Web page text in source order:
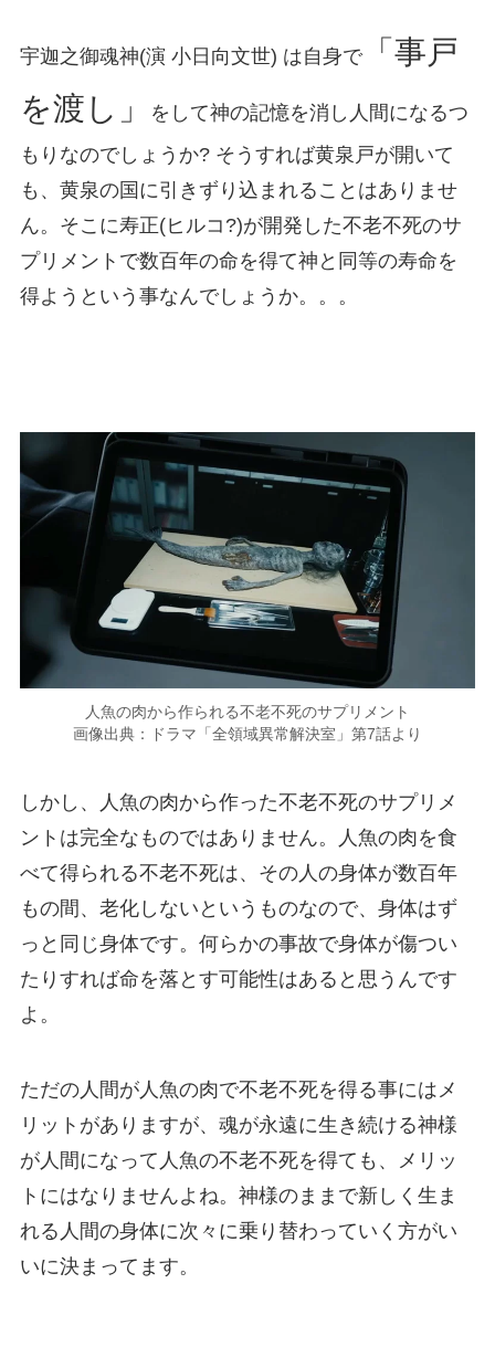
宇迦之御魂神(演 小日向文世) は自身で「事戸
を渡し」
をして神の記憶を消し人間になるつ
もりなのでしょうか? そうすれば黄泉戸が開いて
も、黄泉の国に引きずり込まれることはありませ
ん。そこに寿正(ヒルコ?)が開発した不老不死のサ
プリメントで数百年の命を得て神と同等の寿命を
得ようという事なんでしょうか。。。
人魚の肉から作られる不老不死のサプリメント
画像出典：ドラマ「全領域異常解決室」第7話より
しかし、人魚の肉から作った不老不死のサプリメ
ントは完全なものではありません。人魚の肉を食
べて得られる不老不死は、その人の身体が数百年
もの間、老化しないというものなので、身体はず
っと同じ身体です。何らかの事故で身体が傷つい
たりすれば命を落とす可能性はあると思うんです
よ。
ただの人間が人魚の肉で不老不死を得る事にはメ
リットがありますが、魂が永遠に生き続ける神様
が人間になって人魚の不老不死を得ても、メリッ
トにはなりませんよね。神様のままで新しく生ま
れる人間の身体に次々に乗り替わっていく方がい
いに決まってます。